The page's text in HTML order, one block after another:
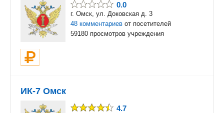
0.0
г. Омск, ул. Доковская д. 3
48 комментариев от посетителей
59180 просмотров учреждения
ИК-7 Омск
4.7